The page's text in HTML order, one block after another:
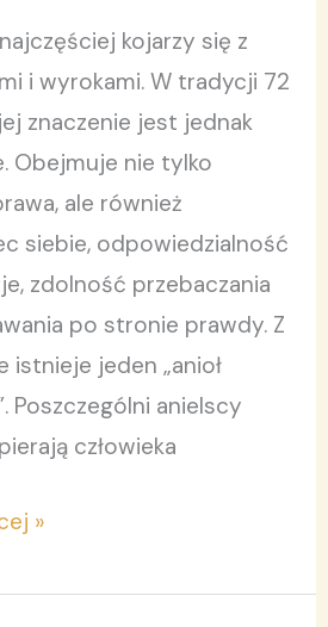
kojarzy się z
i wyrokami. W tradycji 72
znaczenie jest jednak
Obejmuje nie tylko
ale również
siebie, odpowiedzialność
zdolność przebaczania
po stronie prawdy. Z
jeden „anioł
Poszczególni anielscy
człowieka
»